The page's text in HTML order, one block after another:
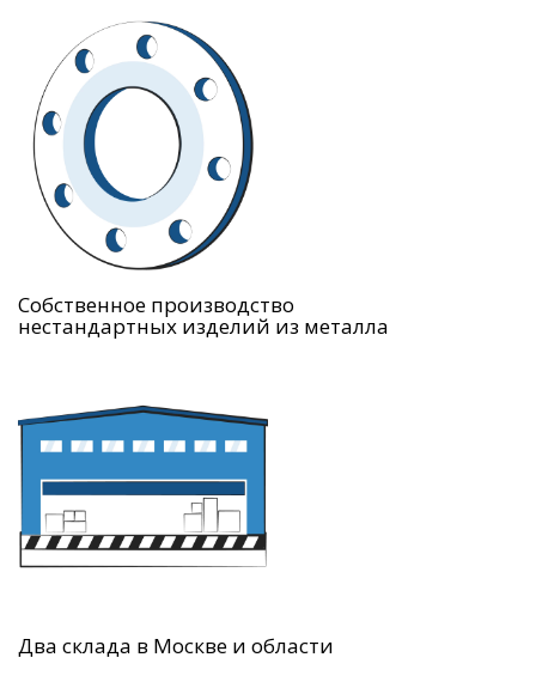
Собственное производство
нестандартных изделий из металла
Два склада в Москве и области